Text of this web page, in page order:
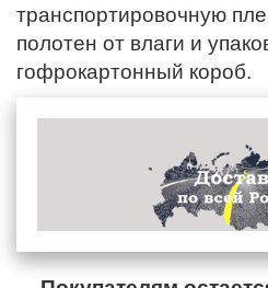
транспортировочную
полотен от влаги и
гофрокартонный короб.